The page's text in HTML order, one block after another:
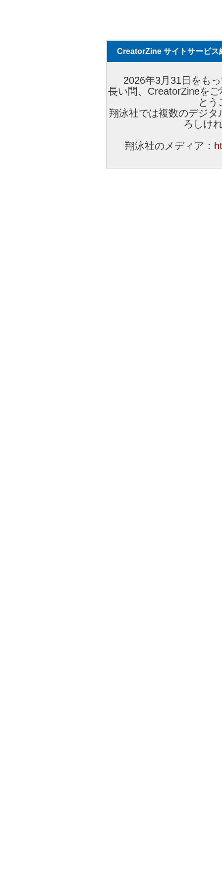
CreatorZine サイトサービス
2026年3月31日をも
長い間、CreatorZineを
とう
翔泳社では複数のデジ
ろしけ
翔泳社のメディア：